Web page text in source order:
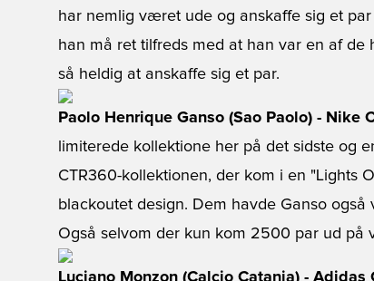
har nemlig været ude og anskaffe sig et
han må ret tilfreds med at han var en af
så heldig at anskaffe sig et par.
Paolo Henrique Ganso (Sao Paolo) - Nike
limiterede kollektione her på det sidste og
CTR360-kollektionen, der kom i en "Lights
blackoutet design. Dem havde Ganso
Også selvom der kun kom 2500 par ud på
Luciano Monzon (Calcio Catania) - Adidas